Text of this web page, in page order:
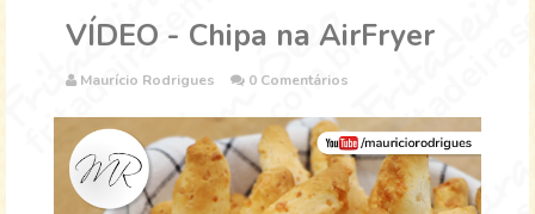
VÍDEO - Chipa na AirFryer
Maurício Rodrigues 0 Comentários